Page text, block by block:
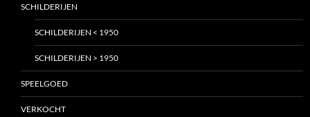
SCHILDERIJEN
SCHILDERIJEN < 1950
SCHILDERIJEN > 1950
SPEELGOED
VERKOCHT